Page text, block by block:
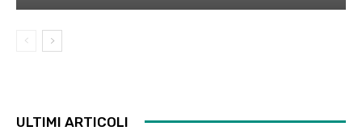
ULTIMI ARTICOLI